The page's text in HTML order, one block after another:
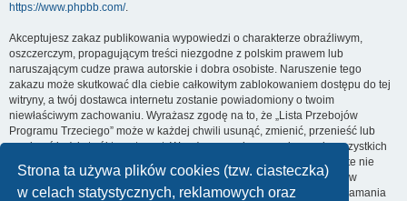
Strona ta używa plików cookies (tzw. ciasteczka)
w celach statystycznych, reklamowych oraz
https://www.phpbb.com/.
Akceptujesz zakaz publikowania wypowiedzi o charakterze obraźliwym,
oszczerczym, propagującym treści niezgodne z polskim prawem lub
naruszającym cudze prawa autorskie i dobra osobiste. Naruszenie tego
zakazu może skutkować dla ciebie całkowitym zablokowaniem dostępu do tej
witryny, a twój dostawca internetu zostanie powiadomiony o twoim
niewłaściwym zachowaniu. Wyrażasz zgodę na to, że „Lista Przebojów
Programu Trzeciego” może w każdej chwili usunąć, zmienić, przenieść lub
zamknąć każdy twój temat, post. Wyrażasz zgodę na zapisywanie wszystkich
podanych przez ciebie informacji w naszej bazie danych. Informacje te nie
będą przekazywane nikomu bez twojej zgody, ale ani „Lista Przebojów
Programu Trzeciego”, ani phpBB nie ponosi odpowiedzialności za włamania